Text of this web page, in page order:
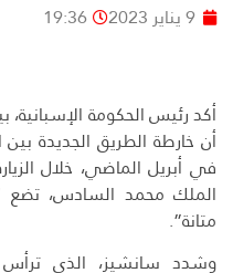
9 يناير 2023 19:36
أكد رئيس الحكومة الإسبانية،
أن خارطة الطريق الجديدة
في أبريل الماضي، خلال
الملك محمد السادس، تضع
متانة”.
وشدد سانشيز، الذي ترأس